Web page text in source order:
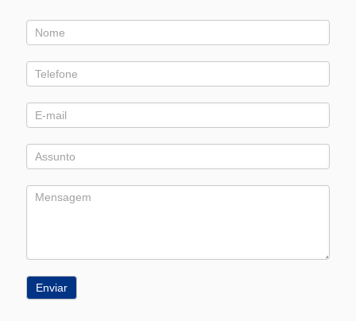
Entre
em
Enviar